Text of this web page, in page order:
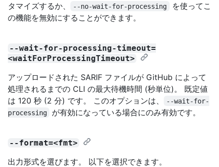
タマイズするか、
--no-wait-for-processing
を使ってこ
の機能を無効にすることができます。
--wait-for-processing-timeout=
<waitForProcessingTimeout>
アップロードされた SARIF ファイルが GitHub によって
処理されるまでの CLI の最大待機時間 (秒単位)。 既定値
は 120 秒 (2 分) です。 このオプションは、
--wait-for-
processing
が有効になっている場合にのみ有効です。
--format=<fmt>
出力形式を選びます。 以下を選択できます。